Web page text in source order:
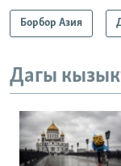
Борбор Азия
Дагы